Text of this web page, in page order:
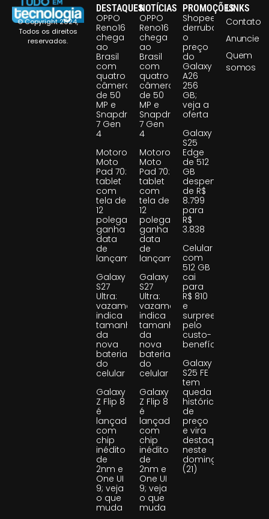
© Copyright 2024,
Todos os direitos
reservados.
DESTAQUES
OPPO
Reno16
chega
ao
Brasil
com
quatro
câmeras
de 50
MP e
Snapdragon
7 Gen
4
Motorola
Moto
Pad 70:
tablet
com
tela de
12
polegadas
ganha
data
de
lançamento
Galaxy
S27
Ultra:
vazamento
indica
tamanho
da
nova
bateria
do
celular
Galaxy
Z Flip 8
é
lançado
com
chip
inédito
de
2nm e
One UI
9; veja
o que
muda
NOTÍCIAS
OPPO
Reno16
chega
ao
Brasil
com
quatro
câmeras
de 50
MP e
Snapdragon
7 Gen
4
Motorola
Moto
Pad 70:
tablet
com
tela de
12
polegadas
ganha
data
de
lançamento
Galaxy
S27
Ultra:
vazamento
indica
tamanho
da
nova
bateria
do
celular
Galaxy
Z Flip 8
é
lançado
com
chip
inédito
de
2nm e
One UI
9; veja
o que
muda
PROMOÇÕES
Shopee
derruba
o
preço
do
Galaxy
A26
256
GB;
veja a
oferta
Galaxy
S25
Edge
de 512
GB
despenca
de R$
8.799
para
R$
3.838
Celular
com
512 GB
cai
para
R$ 810
e
surpreende
pelo
custo-
benefício
Galaxy
S25 FE
tem
queda
histórica
de
preço
e vira
destaque
neste
domingo
(21)
LINKS
Contato
Anuncie
Quem
somos